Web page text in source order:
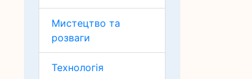
Мистецтво та
розваги
Технологія